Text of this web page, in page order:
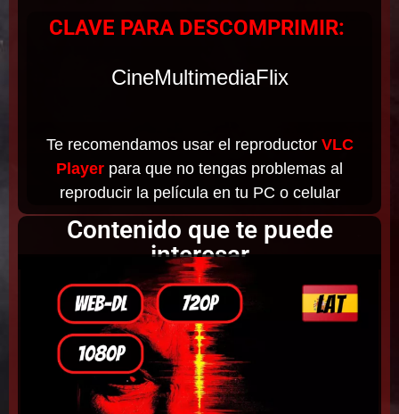
CLAVE PARA DESCOMPRIMIR:
CineMultimediaFlix
Te recomendamos usar el reproductor VLC
Player para que no tengas problemas al
reproducir la película en tu PC o celular
Contenido que te puede
interesar